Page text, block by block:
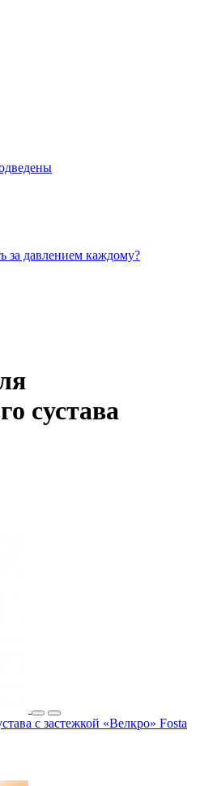
за давлением каждому?
сустава
с застежкой «Велкро» Fosta